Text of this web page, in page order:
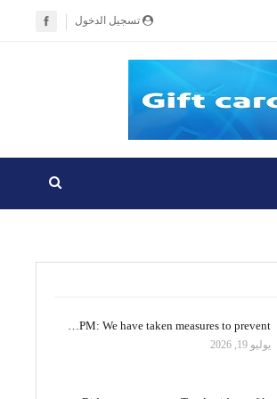
تسجيل الدخول
PM: We have taken measures to prevent…
يوليو 19, 2026